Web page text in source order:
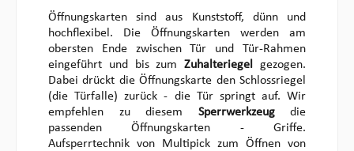
Öffnungskarten sind aus Kunststoff, dünn und
hochflexibel. Die Öffnungskarten werden am
obersten Ende zwischen Tür und Tür-Rahmen
eingeführt und bis zumZuhalteriegel gezogen.
Dabei drückt die Öffnungskarte den Schlossriegel
(die Türfalle) zurück - die Tür springt auf. Wir
empfehlen zu diesem Sperrwerkzeugdie
passenden Öffnungskarten - Griffe.
Aufsperrtechnik von Multipick zum Öffnen von